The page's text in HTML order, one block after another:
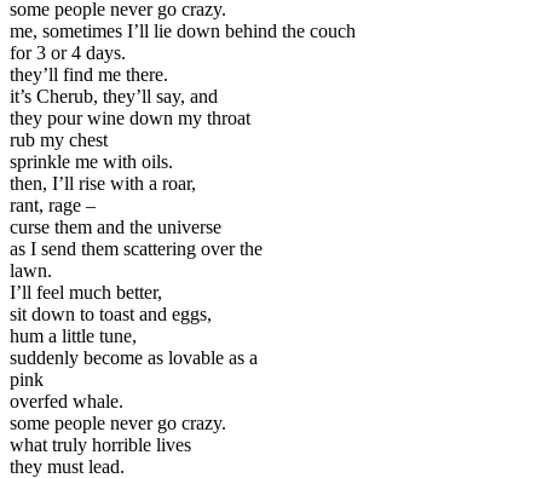
some people never go crazy.
me, sometimes I’ll lie down behind the couch
for 3 or 4 days.
they’ll find me there.
it’s Cherub, they’ll say, and
they pour wine down my throat
rub my chest
sprinkle me with oils.
then, I’ll rise with a roar,
rant, rage –
curse them and the universe
as I send them scattering over the
lawn.
I’ll feel much better,
sit down to toast and eggs,
hum a little tune,
suddenly become as lovable as a
pink
overfed whale.
some people never go crazy.
what truly horrible lives
they must lead.